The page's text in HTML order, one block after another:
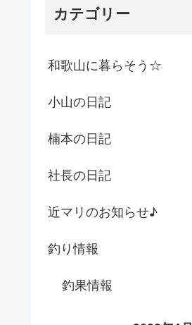
カテゴリー
和歌山に暮らそう☆
小山の日記
楠本の日記
社長の日記
近マリのお知らせ♪
釣り情報
釣果情報